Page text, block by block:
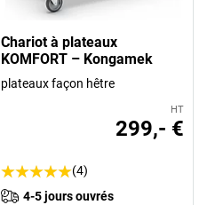
Chariot à plateaux
KOMFORT – Kongamek
plateaux façon hêtre
HT
299,- €
(4)
4-5 jours ouvrés